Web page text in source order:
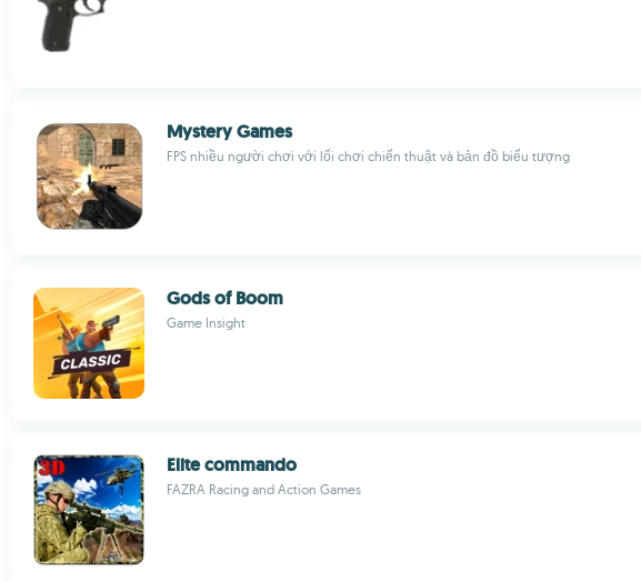
Mystery Games
FPS nhiều người chơi với lối chơi chiến thuật và bản đồ biểu tượng
Gods of Boom
Game Insight
Elite commando
FAZRA Racing and Action Games